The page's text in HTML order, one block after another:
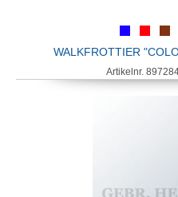
WALKFROTTIER
Artikelnr.